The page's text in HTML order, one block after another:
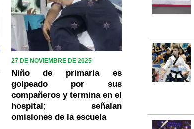
27 DE NOVIEMBRE DE 2025
Niño de primaria es
golpeado por sus
compañeros y termina en el
hospital; señalan
omisiones de la escuela